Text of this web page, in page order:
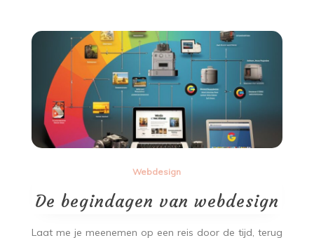
Webdesign
De begindagen van webdesign
Laat me je meenemen op een reis door de tijd, terug